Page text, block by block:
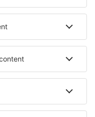
de Escobar
Nazioni